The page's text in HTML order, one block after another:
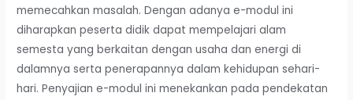
memecahkan masalah. Dengan adanya e-modul ini
diharapkan peserta didik dapat mempelajari alam
semesta yang berkaitan dengan usaha dan energi di
dalamnya serta penerapannya dalam kehidupan sehari-
hari. Penyajian e-modul ini menekankan pada pendekatan